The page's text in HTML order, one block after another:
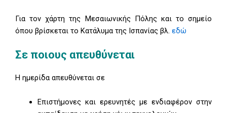
Για τον χάρτη της Μεσαιωνικής Πόλης και το σημείο
όπου βρίσκεται το Κατάλυμα της Ισπανίας βλ. εδώ
Σε ποιους απευθύνεται
Η ημερίδα απευθύνεται σε
Επιστήμονες και ερευνητές με ενδιαφέρον στην